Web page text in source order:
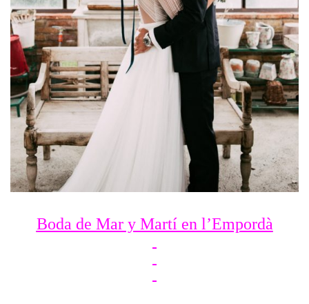
Boda de Mar y Martí en l’Empordà